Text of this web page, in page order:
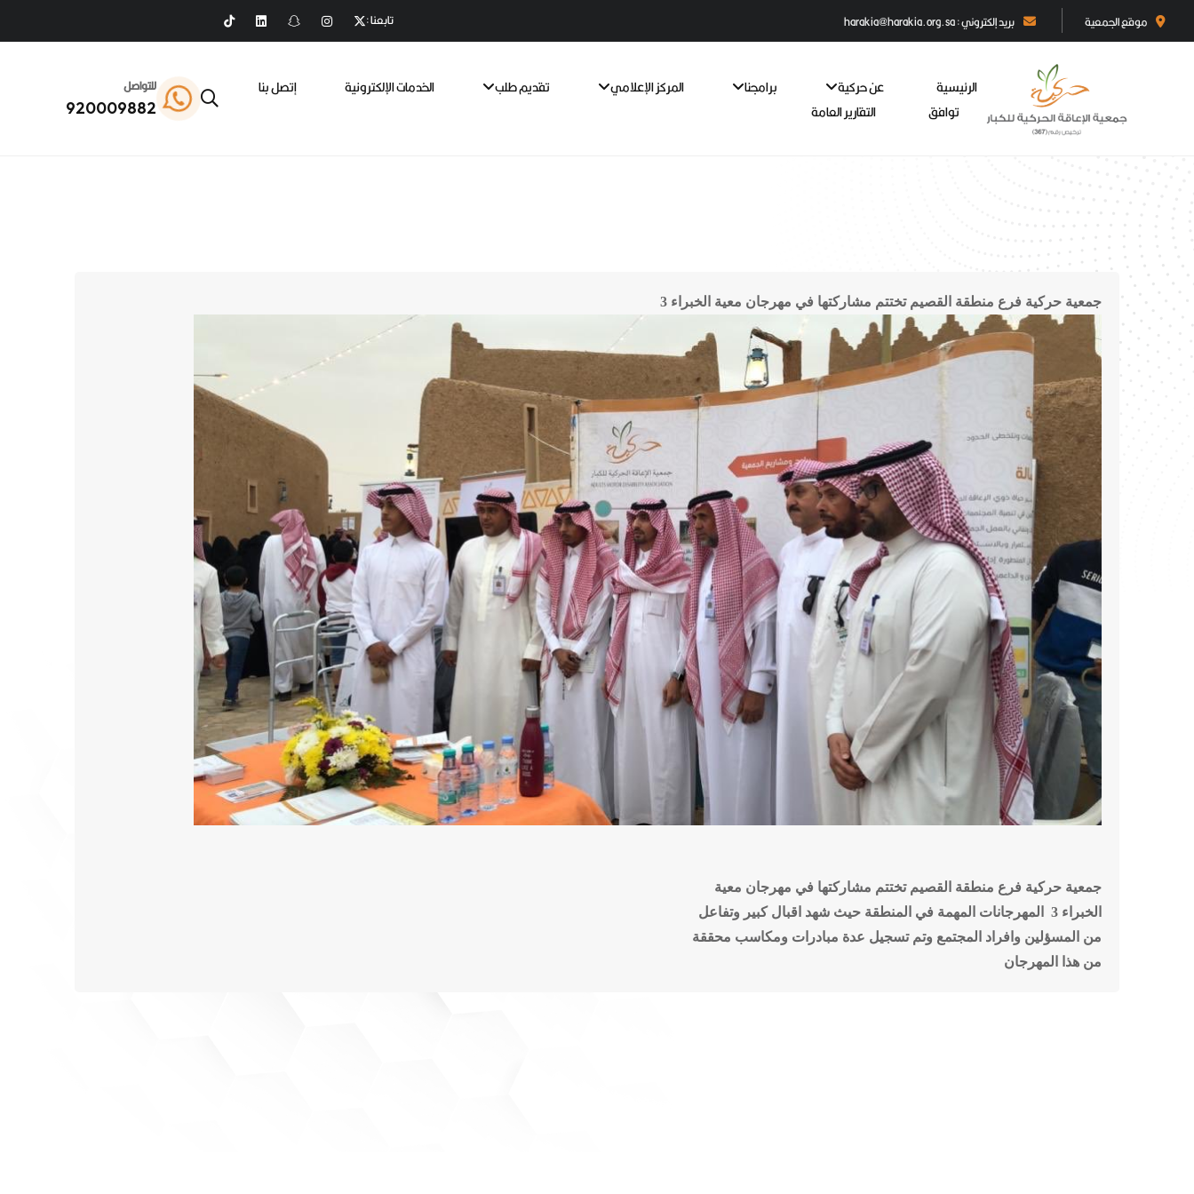
موقع الجمعية بريد إلكتروني : harakia@harakia.org.sa تابعنا :
الرئيسية عن حركية برامجنا المركز الإعلامي تقديم طلب الخدمات الإلكترونية
إتصل بنا
توافق
التقارير العامة
للتواصل
920009882
جمعية حركية فرع منطقة القصيم تختتم مشاركتها في مهرجان معية الخبراء 3
جمعية حركية فرع منطقة القصيم تختتم مشاركتها في مهرجان معية
الخبراء 3 المهرجانات المهمة في المنطقة حيث شهد اقبال كبير وتفاعل
من المسؤلين وافراد المجتمع وتم تسجيل عدة مبادرات ومكاسب محققة
من هذا المهرجان